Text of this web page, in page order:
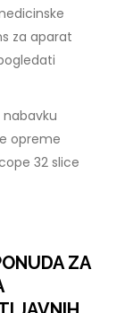
za aparat
opreme
32 slice
ZA